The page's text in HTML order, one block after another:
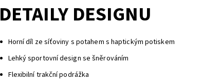
DETAILY DESIGNU
Horní díl ze síťoviny s potahem s haptickým potiskem
Lehký sportovní design se šněrováním
Flexibilní trakční podrážka